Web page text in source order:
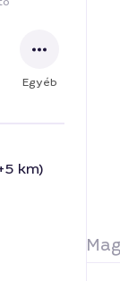
Egyéb
km)